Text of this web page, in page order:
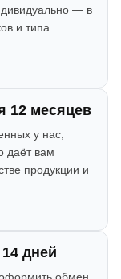
— в
и типа
12 месяцев
у нас,
даёт вам
продукции и
дней